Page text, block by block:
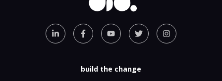
build the change